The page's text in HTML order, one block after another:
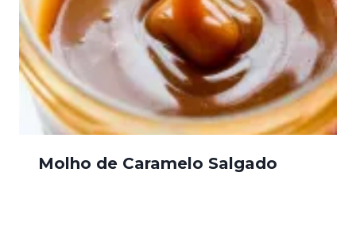
Molho de Caramelo Salgado